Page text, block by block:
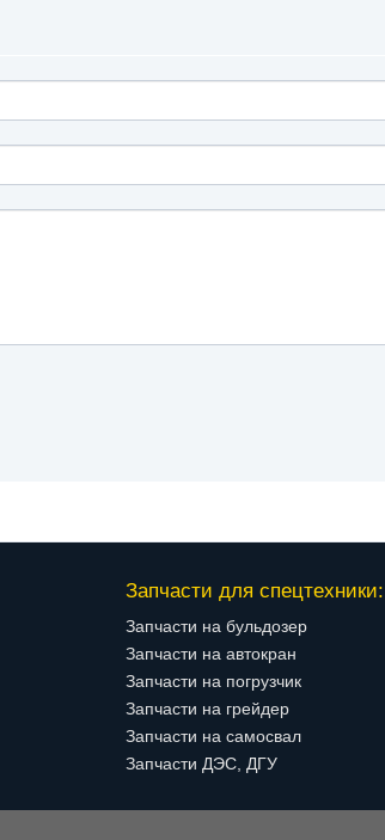
Запчасти для спецтехники:
Запчасти на бульдозер
Запчасти на автокран
Запчасти на погрузчик
Запчасти на грейдер
Запчасти на самосвал
Запчасти ДЭС, ДГУ